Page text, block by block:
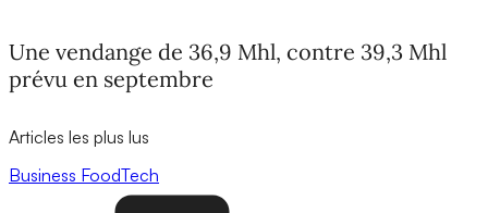
Une vendange de 36,9 Mhl, contre 39,3 Mhl
prévu en septembre
Articles les plus lus
Business FoodTech